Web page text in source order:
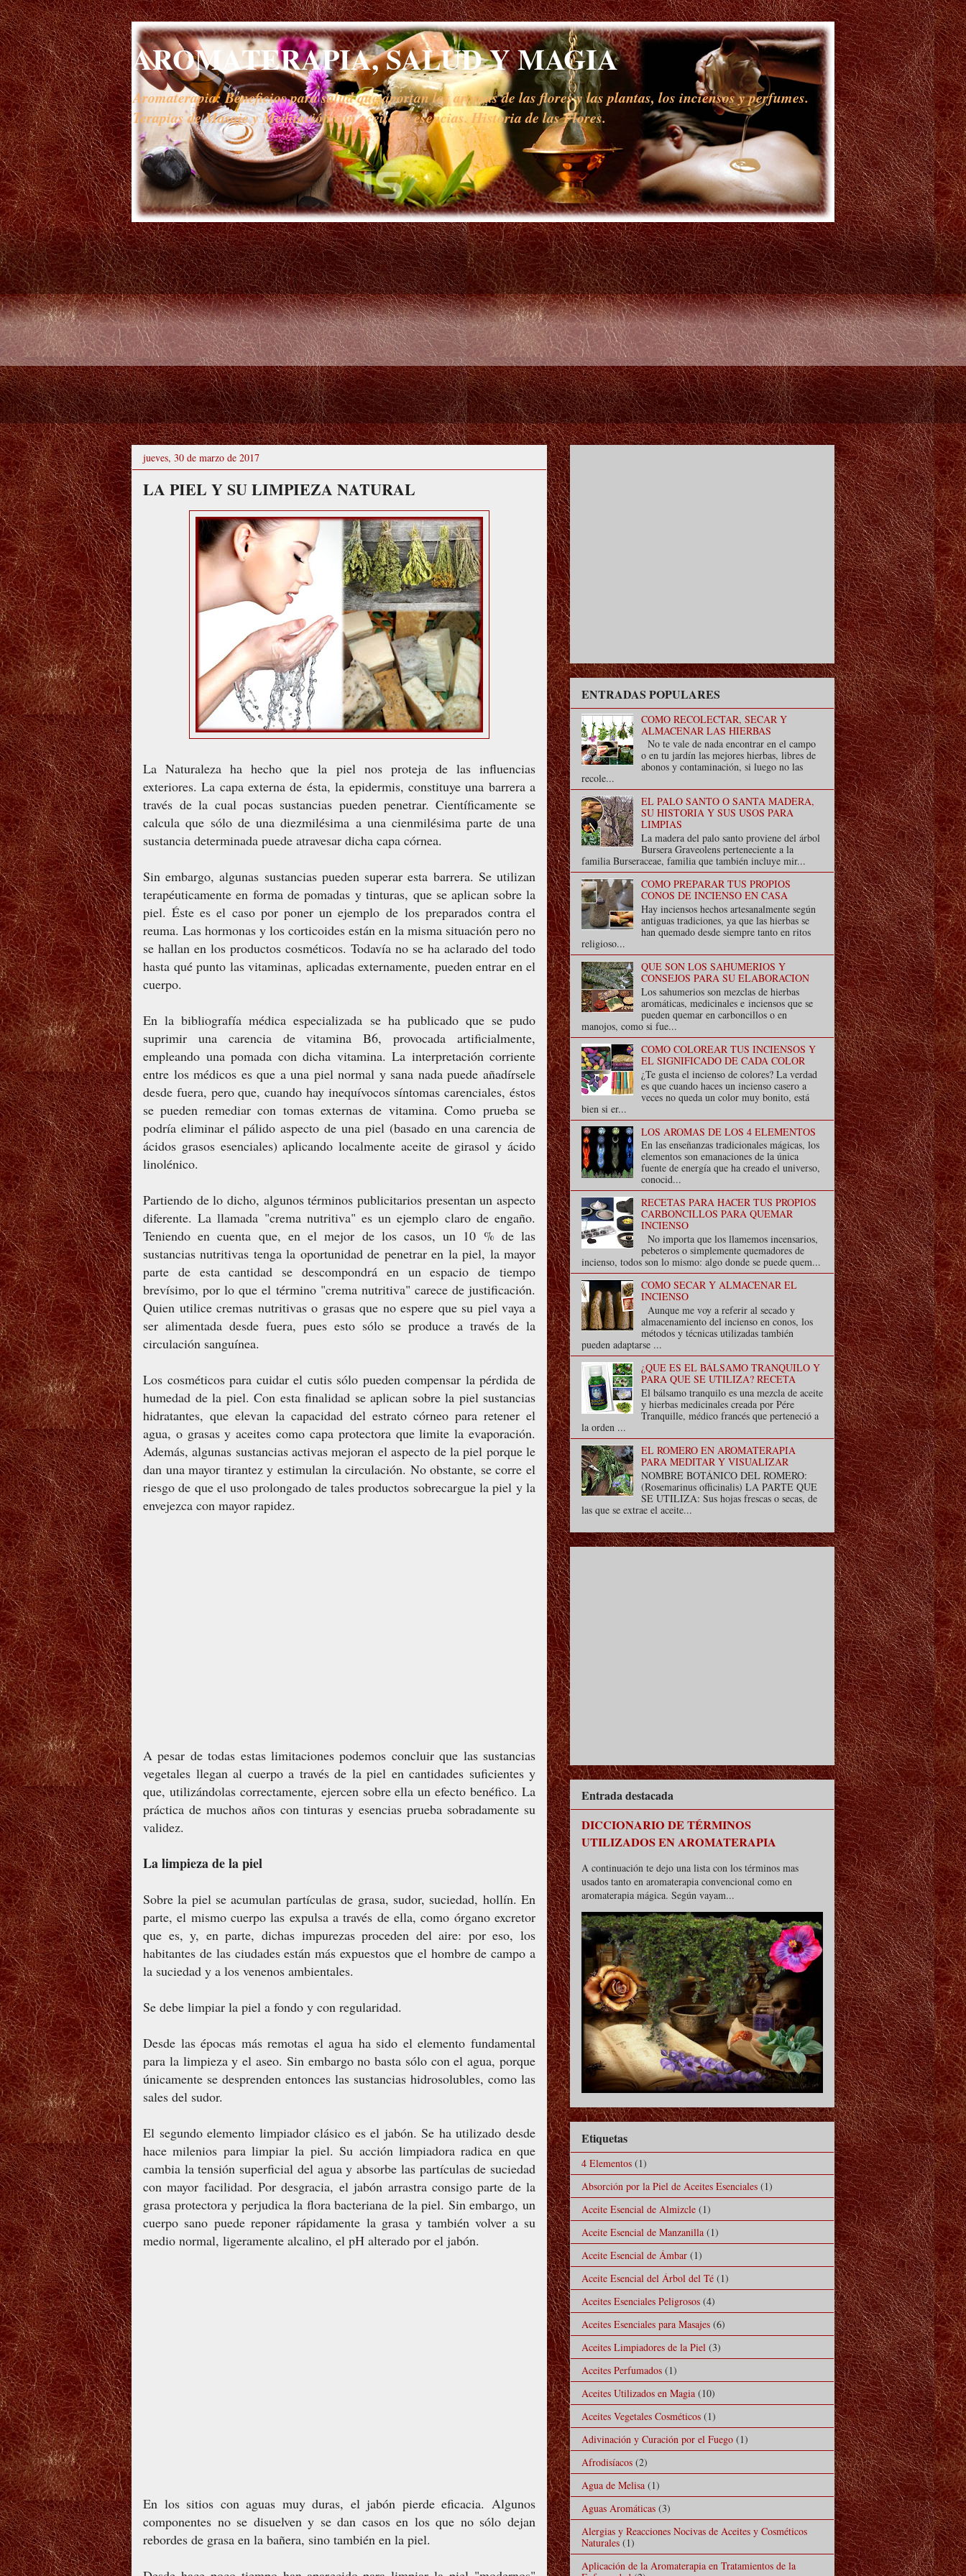
AROMATERAPIA, SALUD Y MAGIA
Aromaterapia: Beneficios para salud que aportan los aromas de las flores y las plantas, los inciensos y perfumes.
Terapias de Masaje y Meditación con aceites y esencias. Historia de las Flores.
jueves, 30 de marzo de 2017
LA PIEL Y SU LIMPIEZA NATURAL
La Naturaleza ha hecho que la piel nos proteja de las influencias
exteriores. La capa externa de ésta, la epidermis, constituye una barrera a
través de la cual pocas sustancias pueden penetrar. Científicamente se
calcula que sólo de una diezmilésima a una cienmilésima parte de una
sustancia determinada puede atravesar dicha capa córnea.
Sin embargo, algunas sustancias pueden superar esta barrera. Se utilizan
terapéuticamente en forma de pomadas y tinturas, que se aplican sobre la
piel. Éste es el caso por poner un ejemplo de los preparados contra el
reuma. Las hormonas y los corticoides están en la misma situación pero no
se hallan en los productos cosméticos. Todavía no se ha aclarado del todo
hasta qué punto las vitaminas, aplicadas externamente, pueden entrar en el
cuerpo.
En la bibliografía médica especializada se ha publicado que se pudo
suprimir una carencia de vitamina B6, provocada artificialmente,
empleando una pomada con dicha vitamina. La interpretación corriente
entre los médicos es que a una piel normal y sana nada puede añadírsele
desde fuera, pero que, cuando hay inequívocos síntomas carenciales, éstos
se pueden remediar con tomas externas de vitamina. Como prueba se
podría eliminar el pálido aspecto de una piel (basado en una carencia de
ácidos grasos esenciales) aplicando localmente aceite de girasol y ácido
linolénico.
Partiendo de lo dicho, algunos términos publicitarios presentan un aspecto
diferente. La llamada "crema nutritiva" es un ejemplo claro de engaño.
Teniendo en cuenta que, en el mejor de los casos, un 10 % de las
sustancias nutritivas tenga la oportunidad de penetrar en la piel, la mayor
parte de esta cantidad se descompondrá en un espacio de tiempo
brevísimo, por lo que el término "crema nutritiva" carece de justificación.
Quien utilice cremas nutritivas o grasas que no espere que su piel vaya a
ser alimentada desde fuera, pues esto sólo se produce a través de la
circulación sanguínea.
Los cosméticos para cuidar el cutis sólo pueden compensar la pérdida de
humedad de la piel. Con esta finalidad se aplican sobre la piel sustancias
hidratantes, que elevan la capacidad del estrato córneo para retener el
agua, o grasas y aceites como capa protectora que limite la evaporación.
Además, algunas sustancias activas mejoran el aspecto de la piel porque le
dan una mayor tirantez y estimulan la circulación. No obstante, se corre el
riesgo de que el uso prolongado de tales productos sobrecargue la piel y la
envejezca con mayor rapidez.
A pesar de todas estas limitaciones podemos concluir que las sustancias
vegetales llegan al cuerpo a través de la piel en cantidades suficientes y
que, utilizándolas correctamente, ejercen sobre ella un efecto benéfico. La
práctica de muchos años con tinturas y esencias prueba sobradamente su
validez.
La limpieza de la piel
Sobre la piel se acumulan partículas de grasa, sudor, suciedad, hollín. En
parte, el mismo cuerpo las expulsa a través de ella, como órgano excretor
que es, y, en parte, dichas impurezas proceden del aire: por eso, los
habitantes de las ciudades están más expuestos que el hombre de campo a
la suciedad y a los venenos ambientales.
Se debe limpiar la piel a fondo y con regularidad.
Desde las épocas más remotas el agua ha sido el elemento fundamental
para la limpieza y el aseo. Sin embargo no basta sólo con el agua, porque
únicamente se desprenden entonces las sustancias hidrosolubles, como las
sales del sudor.
El segundo elemento limpiador clásico es el jabón. Se ha utilizado desde
hace milenios para limpiar la piel. Su acción limpiadora radica en que
cambia la tensión superficial del agua y absorbe las partículas de suciedad
con mayor facilidad. Por desgracia, el jabón arrastra consigo parte de la
grasa protectora y perjudica la flora bacteriana de la piel. Sin embargo, un
cuerpo sano puede reponer rápidamente la grasa y también volver a su
medio normal, ligeramente alcalino, el pH alterado por el jabón.
En los sitios con aguas muy duras, el jabón pierde eficacia. Algunos
componentes no se disuelven y se dan casos en los que no sólo dejan
rebordes de grasa en la bañera, sino también en la piel.
ENTRADAS POPULARES
COMO RECOLECTAR, SECAR Y
ALMACENAR LAS HIERBAS
No te vale de nada encontrar en el campo
o en tu jardín las mejores hierbas, libres de
abonos y contaminación, si luego no las
recole...
EL PALO SANTO O SANTA MADERA,
SU HISTORIA Y SUS USOS PARA
LIMPIAS
La madera del palo santo proviene del árbol
Bursera Graveolens perteneciente a la
familia Burseraceae, familia que también incluye mir...
COMO PREPARAR TUS PROPIOS
CONOS DE INCIENSO EN CASA
Hay inciensos hechos artesanalmente según
antiguas tradiciones, ya que las hierbas se
han quemado desde siempre tanto en ritos
religioso...
QUE SON LOS SAHUMERIOS Y
CONSEJOS PARA SU ELABORACION
Los sahumerios son mezclas de hierbas
aromáticas, medicinales e inciensos que se
pueden quemar en carboncillos o en
manojos, como si fue...
COMO COLOREAR TUS INCIENSOS Y
EL SIGNIFICADO DE CADA COLOR
¿Te gusta el incienso de colores? La verdad
es que cuando haces un incienso casero a
veces no queda un color muy bonito, está
bien si er...
LOS AROMAS DE LOS 4 ELEMENTOS
En las enseñanzas tradicionales mágicas, los
elementos son emanaciones de la única
fuente de energía que ha creado el universo,
conocid...
RECETAS PARA HACER TUS PROPIOS
CARBONCILLOS PARA QUEMAR
INCIENSO
No importa que los llamemos incensarios,
pebeteros o simplemente quemadores de
incienso, todos son lo mismo: algo donde se puede quem...
COMO SECAR Y ALMACENAR EL
INCIENSO
Aunque me voy a referir al secado y
almacenamiento del incienso en conos, los
métodos y técnicas utilizadas también
pueden adaptarse ...
¿QUE ES EL BÁLSAMO TRANQUILO Y
PARA QUE SE UTILIZA? RECETA
El bálsamo tranquilo es una mezcla de aceite
y hierbas medicinales creada por Pére
Tranquille, médico francés que perteneció a
la orden ...
EL ROMERO EN AROMATERAPIA
PARA MEDITAR Y VISUALIZAR
NOMBRE BOTÁNICO DEL ROMERO:
(Rosemarinus officinalis) LA PARTE QUE
SE UTILIZA: Sus hojas frescas o secas, de
las que se extrae el aceite...
Entrada destacada
DICCIONARIO DE TÉRMINOS
UTILIZADOS EN AROMATERAPIA
A continuación te dejo una lista con los términos mas
usados tanto en aromaterapia convencional como en
aromaterapia mágica. Según vayam...
Etiquetas
4 Elementos (1)
Absorción por la Piel de Aceites Esenciales (1)
Aceite Esencial de Almizcle (1)
Aceite Esencial de Manzanilla (1)
Aceite Esencial de Ámbar (1)
Aceite Esencial del Árbol del Té (1)
Aceites Esenciales Peligrosos (4)
Aceites Esenciales para Masajes (6)
Aceites Limpiadores de la Piel (3)
Aceites Perfumados (1)
Aceites Utilizados en Magia (10)
Aceites Vegetales Cosméticos (1)
Adivinación y Curación por el Fuego (1)
Afrodisíacos (2)
Agua de Melisa (1)
Aguas Aromáticas (3)
Alergias y Reacciones Nocivas de Aceites y Cosméticos
Naturales (1)
Aplicación de la Aromaterapia en Tratamientos de la